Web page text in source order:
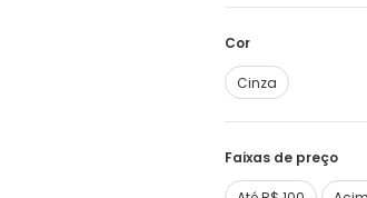
Cor
Cinza
Faixas de preço